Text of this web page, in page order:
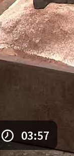
03:57